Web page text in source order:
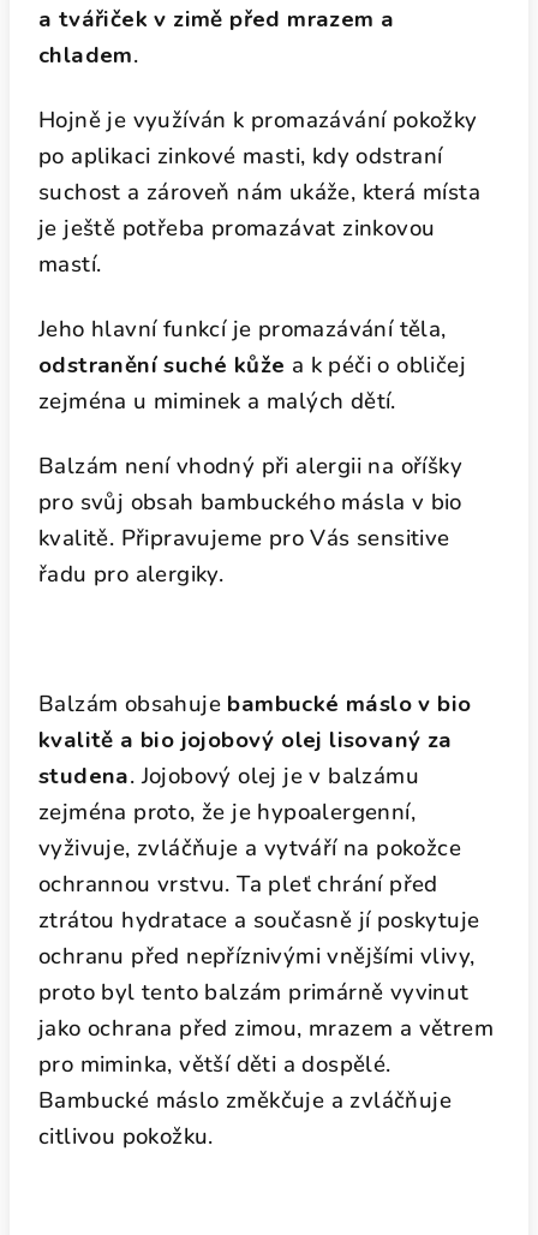
a tvářiček v zimě před mrazem a
chladem.
Hojně je využíván k promazávání pokožky
po aplikaci zinkové masti, kdy odstraní
suchost a zároveň nám ukáže, která místa
je ještě potřeba promazávat zinkovou
mastí.
Jeho hlavní funkcí je promazávání těla,
odstranění suché kůže a k péči o obličej
zejména u miminek a malých dětí.
Balzám není vhodný při alergii na oříšky
pro svůj obsah bambuckého másla v bio
kvalitě. Připravujeme pro Vás sensitive
řadu pro alergiky.
Balzám obsahuje bambucké máslo v bio
kvalitě a bio jojobový olej lisovaný za
studena. Jojobový olej je v balzámu
zejména proto, že je hypoalergenní,
vyživuje, zvláčňuje a vytváří na pokožce
ochrannou vrstvu. Ta pleť chrání před
ztrátou hydratace a současně jí poskytuje
ochranu před nepříznivými vnějšími vlivy,
proto byl tento balzám primárně vyvinut
jako ochrana před zimou, mrazem a větrem
pro miminka, větší děti a dospělé.
Bambucké máslo změkčuje a zvláčňuje
citlivou pokožku.